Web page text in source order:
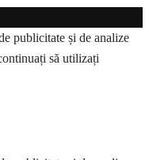
publicitate și de analize
să utilizați